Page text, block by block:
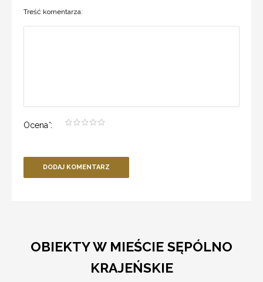
Treść komentarza:
Ocena*:
DODAJ KOMENTARZ
OBIEKTY W MIEŚCIE SĘPÓLNO
KRAJEŃSKIE